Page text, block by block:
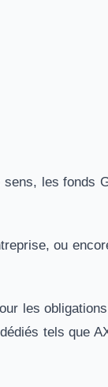
les fonds
ou
les obligations
tels que